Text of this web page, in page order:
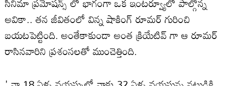
అవికా.. తన జీవితంలో విన్న షాకింగ్ రూమర్ గురించి
బయటపెట్టింది. అంతేకాకుండా అంత క్రియేటివ్ గా ఆ రూమర్
రాసినవారిని ప్రశంసలతో ముంచెత్తింది.